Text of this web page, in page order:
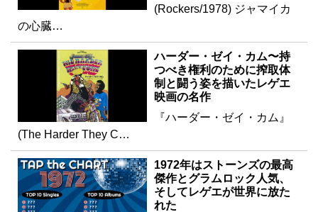
(Rockers/1978) ジャマイカ
の心臓…
ハーダー・ゼイ・カム〜持
つべき権利のために搾取体
制と闘う姿を描いたレゲエ
映画の名作
『ハーダー・ゼイ・カム』
(The Harder They C…
1972年はストーンズの最高
傑作とグラムロック人気、
そしてレゲエが世界に放た
れた